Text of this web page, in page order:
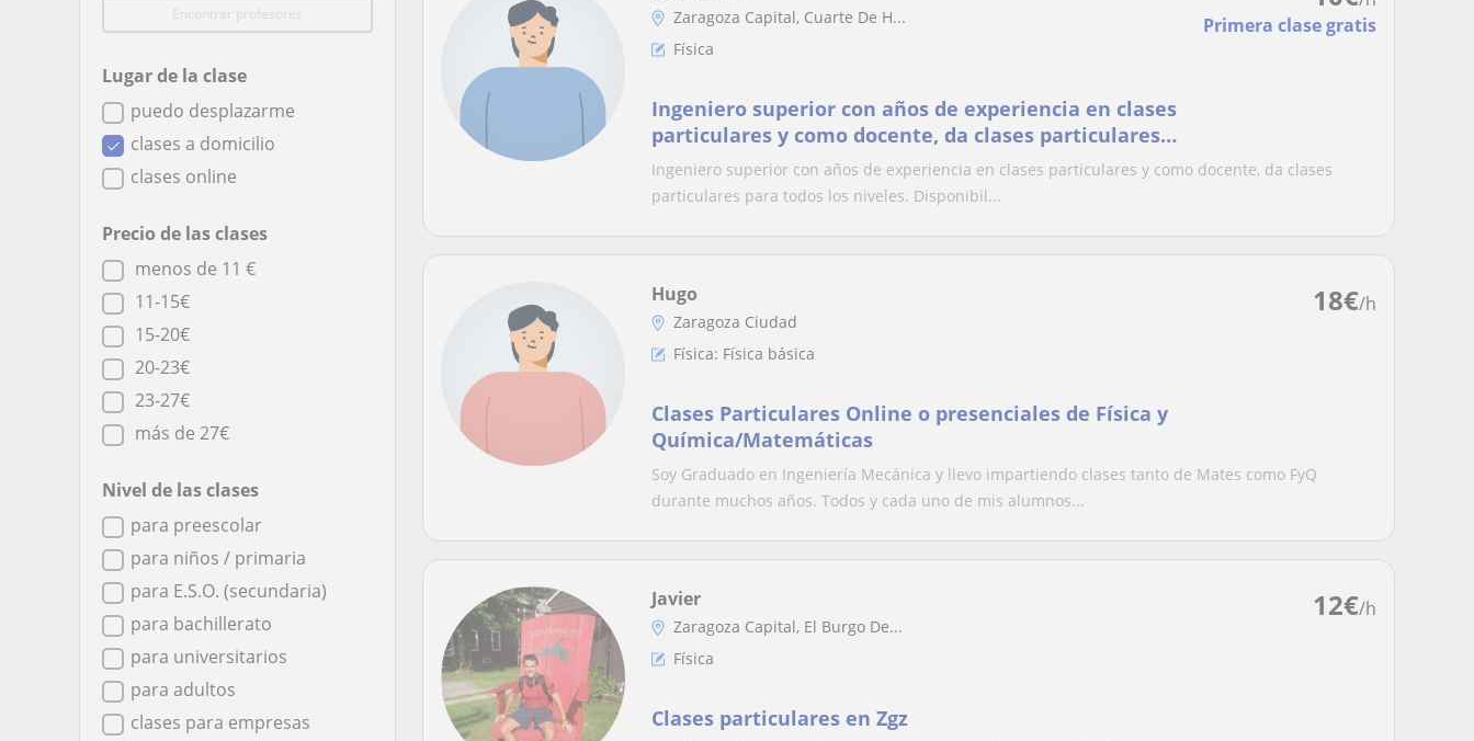
Encontrar profesores
Lugar de la clase
puedo desplazarme
clases a domicilio
clases online
Precio de las clases
menos de 11 €
11-15€
15-20€
20-23€
23-27€
más de 27€
Nivel de las clases
para preescolar
para niños / primaria
para E.S.O. (secundaria)
para bachillerato
para universitarios
para adultos
clases para empresas
Primera clase gratis
Zaragoza Capital, Cuarte De H...
Física
Ingeniero superior con años de experiencia en clases
particulares y como docente, da clases particulares
para todos los niveles. Disponibilidad de tardes y fines
de semana
Ingeniero superior con años de experiencia en clases particulares y como docente, da clases
particulares para todos los niveles. Disponibil...
18€/h
Hugo
Zaragoza Ciudad
Física: Física básica
Clases Particulares Online o presenciales de Física y
Química/Matemáticas
Soy Graduado en Ingeniería Mecánica y llevo impartiendo clases tanto de Mates como FyQ
durante muchos años. Todos y cada uno de mis alumnos...
12€/h
Javier
Zaragoza Capital, El Burgo De...
Física
Clases particulares en Zgz